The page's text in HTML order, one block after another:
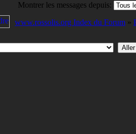
Montrer les messages depuis:
www.rossolis.org Index du Forum »